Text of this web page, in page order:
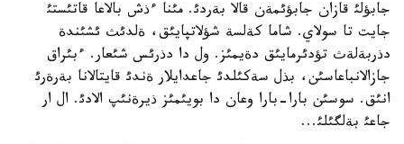
جابؤلئ قازان جابؤئمةن قالا بةردئ. مئنا ءذش بالاعا قاتئستئ
جايت تا سولاي. شاما كةلسة شؤلاتپايئق، ةلدئث ئشئندة
دذربةلةث تؤدئرمايئق دةيمئز. ول دا دذرئس شئعار. ءبئراق
جازالانباعاسئن، بذل سةكئلدئ جاعدايلار ةندئ قايتالانا بةرةرئ
انئق. سوسئن بارا-بارا وعان دا بويئمئز ذيرةنئپ الادئ. ال ار
جاعئ بةلگئلئ...